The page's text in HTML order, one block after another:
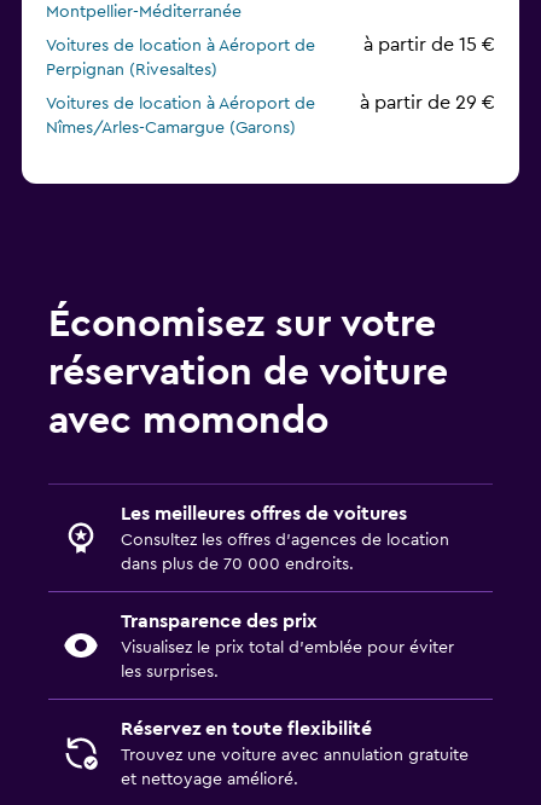
Montpellier-Méditerranée
Voitures de location à Aéroport de
Perpignan (Rivesaltes)
à partir de 15 €
Voitures de location à Aéroport de
Nîmes/Arles-Camargue (Garons)
à partir de 29 €
Économisez sur votre
réservation de voiture
avec momondo
Les meilleures offres de voitures
Consultez les offres d’agences de location
dans plus de 70 000 endroits.
Transparence des prix
Visualisez le prix total d’emblée pour éviter
les surprises.
Réservez en toute flexibilité
Trouvez une voiture avec annulation gratuite
et nettoyage amélioré.